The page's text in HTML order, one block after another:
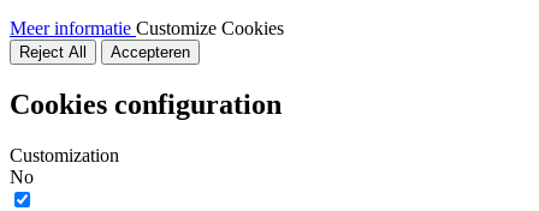
Meer informatie Customize Cookies
Reject All Accepteren
Cookies configuration
Customization
No